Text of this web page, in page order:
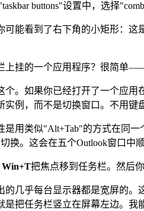
buttons"设置中，选择
能看到了右下角的小矩形：这
上挂的一个应用程序？很简单
个。如果你已经打开了一个应
例，而不是切换窗口。不用键
是用类似"Alt+Tab"的方式在同
换。这会在五个Outlook窗口
Win+T把焦点移到任务栏。然后
几乎每台显示器都是宽屏的
是把任务栏竖立在屏幕左边